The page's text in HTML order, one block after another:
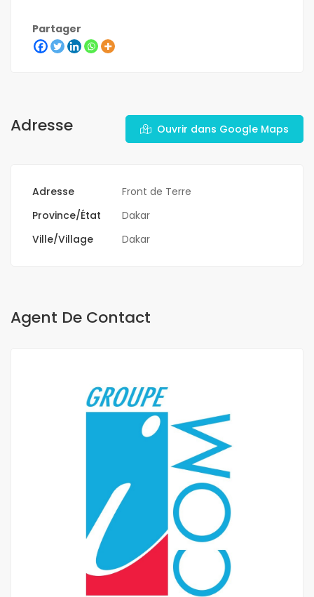
Partager
Adresse Ouvrir dans Google Maps
Adresse
Front de Terre
Province/État
Dakar
Ville/Village
Dakar
Agent De Contact